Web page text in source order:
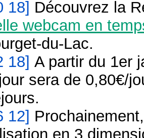
18] Découvrez la
webcam en
du-Lac.
18] A partir du 1er
sera de 0,80€/
12]
en 3